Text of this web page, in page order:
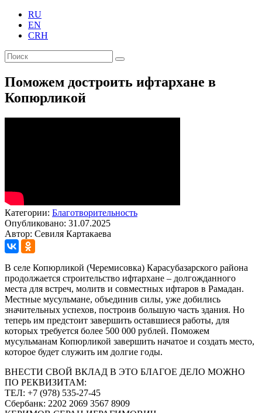
RU
EN
CRH
Поможем достроить ифтархане в
Копюрликой
Категории: Благотворительность
Опубликовано: 31.07.2025
Автор: Севиля Картакаева
В селе Копюрликой (Черемисовка) Карасубазарского района
продолжается строительство ифтархане – долгожданного
места для встреч, молитв и совместных ифтаров в Рамадан.
Местные мусульмане, объединив силы, уже добились
значительных успехов, построив большую часть здания. Но
теперь им предстоит завершить оставшиеся работы, для
которых требуется более 500 000 рублей. Поможем
мусульманам Копюрликой завершить начатое и создать место,
которое будет служить им долгие годы.
ВНЕСТИ СВОЙ ВКЛАД В ЭТО БЛАГОЕ ДЕЛО МОЖНО
ПО РЕКВИЗИТАМ:
ТЕЛ: +7 (978) 535-27-45
Сбербанк: 2202 2069 3567 8909